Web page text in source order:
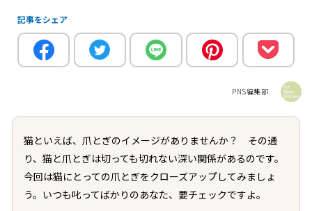
記事をシェア
PNS編集部
猫といえば、爪とぎのイメージがありませんか？ その通
り、猫と爪とぎは切っても切れない深い関係があるのです。
今回は猫にとっての爪とぎをクローズアップしてみましょ
う。いつも叱ってばかりのあなた、要チェックですよ。